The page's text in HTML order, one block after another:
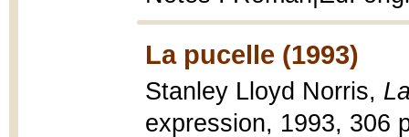
La pucelle (1993)
Stanley Lloyd Norris,
expression, 1993, 306